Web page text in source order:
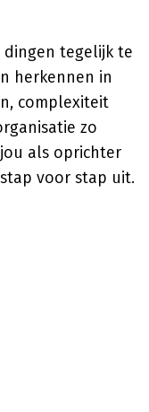
tegelijk te
herkennen in
complexiteit
zo
als oprichter
voor stap uit.